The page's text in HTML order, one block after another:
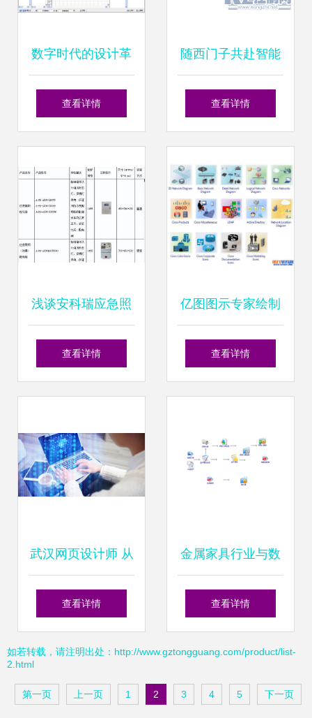
释
数字时代的设计革
新 服装鞋帽行业设
的融合探索
查看详情
随西门子共赴智能
制造之路 软件设计
查看详情
浅谈安科瑞应急照
明和疏散指示系统
计与产品选型
查看详情
亿图图示专家绘制
软件拓扑图 从零基
查看详情
武汉网页设计师 从
软件设计到制作的
查看详情
金属家具行业与数
字动漫制作的融合
查看详情
如若转载，请注明出处：http://www.gztongguang.com/product/list-
2.html
第一页 上一页 1 2 3 4 5 下一页